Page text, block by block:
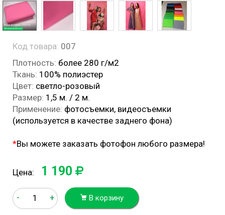
Код товара: 007
Плотность: более 280 г/м2
Ткань: 100% полиэстер
Цвет: светло-розовый
Размер: 1,5 м. / 2 м.
Применение: фотосъемки, видеосъемки
(используется в качестве заднего фона)
*Вы можете заказать фотофон любого размера!
Цена: 1 190
- + В корзину